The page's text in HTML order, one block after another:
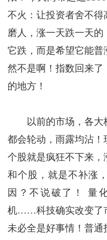
不火：让投资者舍不
磨人，涨一天跌一天
它跌，而是希望它能
然不是啊！指数回来了
的地方！
以前的市场，各大
都会轮动，雨露均沾
个股就是疯狂不下来
和个股，就是不补涨
因？不说破了！ 量
机……科技确实改变了
未必全是好事情！普